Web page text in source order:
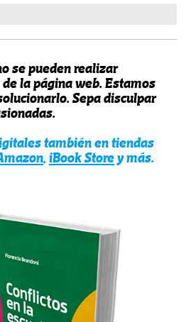
se pueden realizar
la página web. Estamos
Sepa disculpar
también en tiendas
, iBook Storey más.